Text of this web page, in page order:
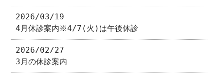
2026/03/19
4月休診案内※4/7(火)は午後休診
2026/02/27
3月の休診案内